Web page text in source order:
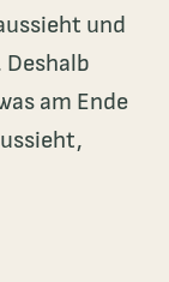
und
am Ende